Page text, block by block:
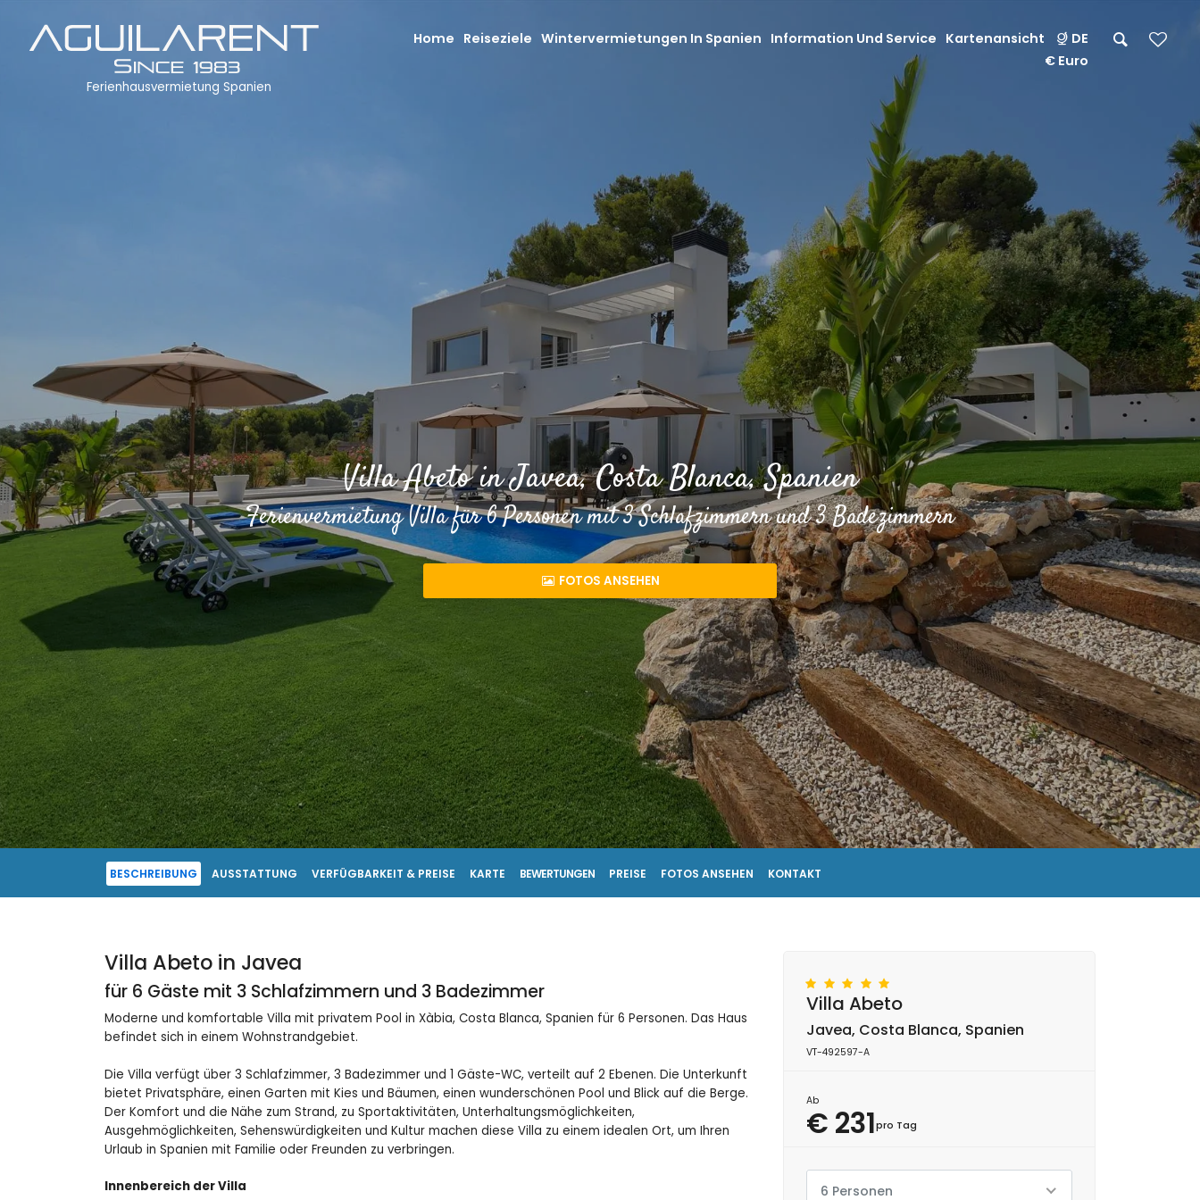
Villa Abeto in Javea, Costa Blanca, Spanien
Ferienvermietung Villa für 6 Personen mit 3 Schlafzimmern und 3 Badezimmern
FOTOS ANSEHEN
BESCHREIBUNG AUSSTATTUNG VERFÜGBARKEIT & PREISE KARTE BEWERTUNGEN PREISE FOTOS ANSEHEN KONTAKT
Villa Abeto in Javea
für 6 Gäste mit 3 Schlafzimmern und 3 Badezimmer
Moderne und komfortable Villa mit privatem Pool in Xàbia, Costa Blanca, Spanien für 6 Personen. Das Haus
befindet sich in einem Wohnstrandgebiet.
Die Villa verfügt über 3 Schlafzimmer, 3 Badezimmer und 1 Gäste-WC, verteilt auf 2 Ebenen. Die Unterkunft
bietet Privatsphäre, einen Garten mit Kies und Bäumen, einen wunderschönen Pool und Blick auf die Berge.
Der Komfort und die Nähe zum Strand, zu Sportaktivitäten, Unterhaltungsmöglichkeiten,
Ausgehmöglichkeiten, Sehenswürdigkeiten und Kultur machen diese Villa zu einem idealen Ort, um Ihren
Urlaub in Spanien mit Familie oder Freunden zu verbringen.
Innenbereich der Villa
Villa Abeto
Javea, Costa Blanca, Spanien
VT-492597-A
Ab
€ 231pro Tag
6 Personen
Ferienhausvermietung Spanien
Home Reiseziele Wintervermietungen In Spanien Information Und Service Kartenansicht
DE
€ Euro